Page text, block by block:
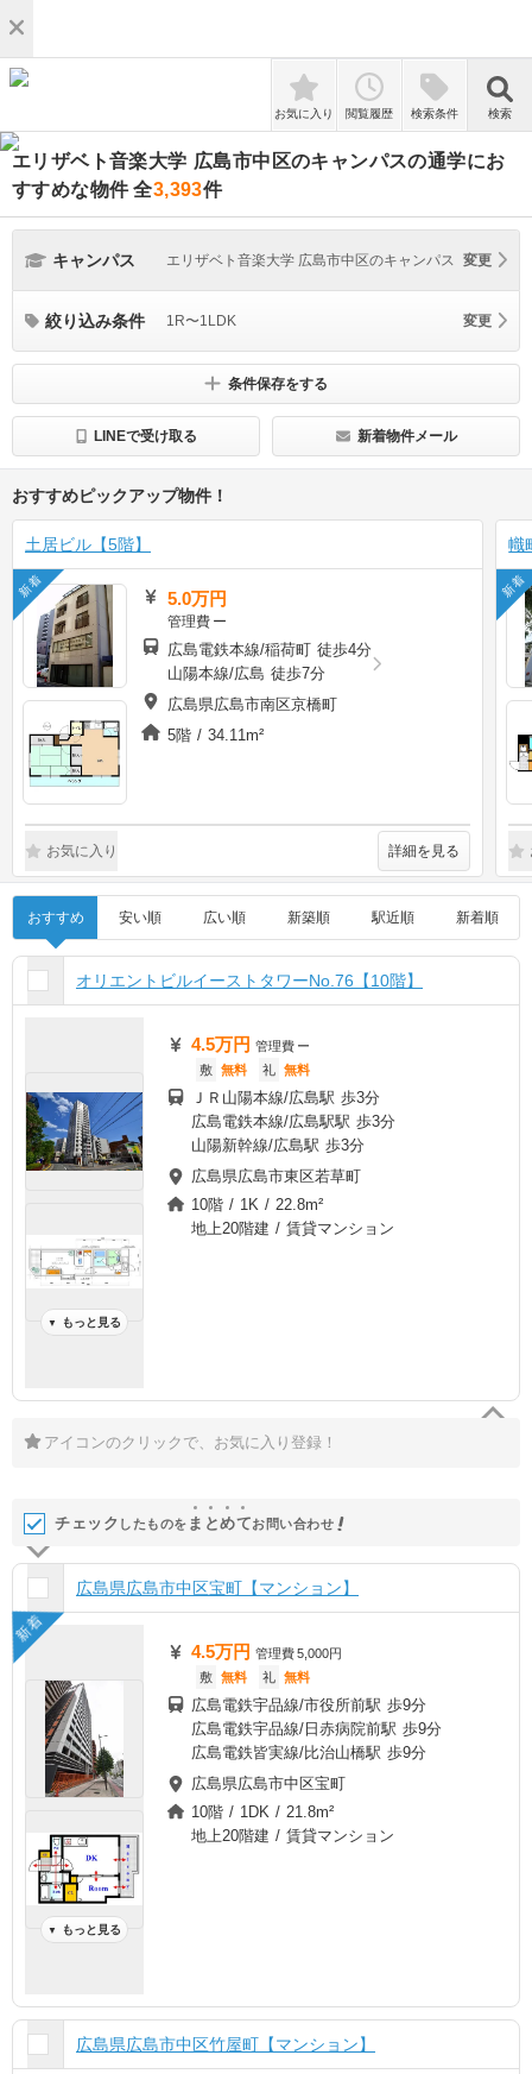
検索
お気に入り 閲覧履歴 検索条件 検索
エリザベト音楽大学 広島市中区のキャンパスの通学にお
すすめな物件 全3,393件
キャンパス エリザベト音楽大学 広島市中区のキャンパス 変更
絞り込み条件 1R〜1LDK 変更
条件保存をする
LINEで受け取る 新着物件メール
おすすめピックアップ物件！
土居ビル【5階】
新着 5.0万円
管理費 ー
広島電鉄本線/稲荷町 徒歩4分
山陽本線/広島 徒歩7分
広島県広島市南区京橋町
5階 / 34.11m²
お気に入り 詳細を見る
幟
新着
おすすめ 安い順 広い順 新築順 駅近順 新着順
オリエントビルイーストタワーNo.76【10階】
▼ もっと見る
4.5万円 管理費 ー
敷 無料 礼 無料
ＪＲ山陽本線/広島駅 歩3分
広島電鉄本線/広島駅駅 歩3分
山陽新幹線/広島駅 歩3分
広島県広島市東区若草町
10階 / 1K / 22.8m²
地上20階建 / 賃貸マンション
アイコンのクリックで、お気に入り登録！
チェック したものを ま とめてお問い合わせ
広島県広島市中区宝町【マンション】
新着
▼ もっと見る
4.5万円 管理費5,000円
敷 無料 礼 無料
広島電鉄宇品線/市役所前駅 歩9分
広島電鉄宇品線/日赤病院前駅 歩9分
広島電鉄皆実線/比治山橋駅 歩9分
広島県広島市中区宝町
10階 / 1DK / 21.8m²
地上20階建 / 賃貸マンション
広島県広島市中区竹屋町【マンション】